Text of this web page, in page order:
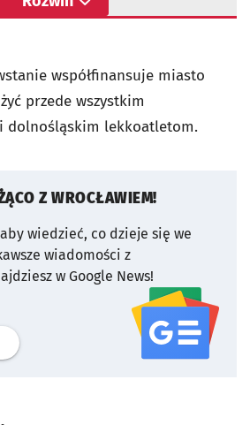
współfinansuje miasto
przede wszystkim
dolnośląskim lekkoatletom.
Z WROCŁAWIEM!
wiedzieć, co dzieje się we
wiadomości z
w Google News!
profil serwisu